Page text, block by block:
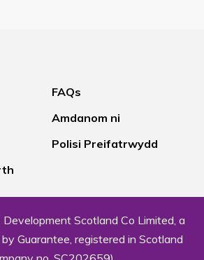
FAQs
Amdanom ni
Polisi Preifatrwydd
Scotland Co Limited, a
Guarantee, registered in Scotland